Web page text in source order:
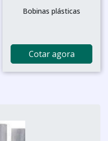
Bobinas plásticas
Cotar agora